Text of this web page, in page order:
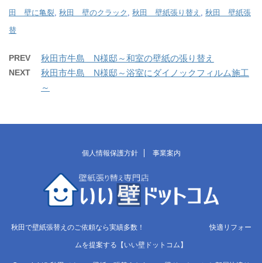
田 壁に亀裂 秋田 壁のクラック 秋田 壁紙張り替え
秋田 壁紙張
替
PREV 秋田市牛島 N様邸～和室の壁紙の張り替え
NEXT
秋田市牛島 N様邸～浴室にダイノックフィルム施工
～
個人情報保護方針 事業案内
秋田で壁紙張替えのご依頼なら実績多数！ 快適リフォー
ムを提案する【いい壁ドットコム】